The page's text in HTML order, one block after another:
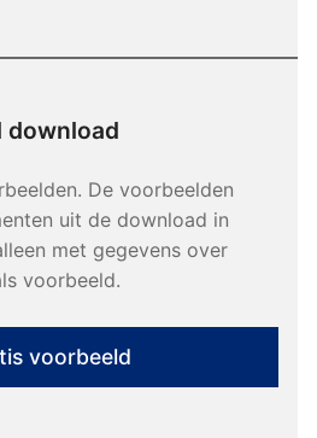
download
De voorbeelden
uit de download in
met gegevens over
voorbeeld.
voorbeeld